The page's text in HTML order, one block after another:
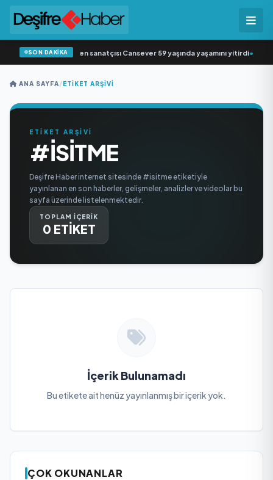
SON DAKİKA
Arabesk müziğin sevilen sanatçısı Cansever 59 yaşında yaşamını yitirdi•
ANA SAYFA/ETIKET ARŞIVI
ETİKET ARŞİVİ
#ISITME
Deşifre Haber internet sitesinde #isitme etiketiyle
yayınlanan en son haberler, gelişmeler, analizler ve videolar bu
sayfa üzerinde listelenmektedir.
TOPLAM İÇERİK
0 ETİKET
İçerik Bulunamadı
Bu etikete ait henüz yayınlanmış bir içerik yok.
ÇOK OKUNANLAR